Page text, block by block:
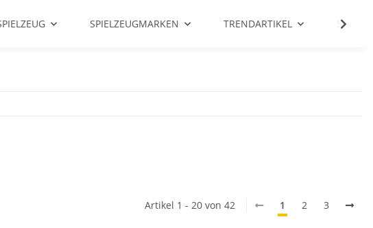
SPIELZEUGMARKEN TRENDARTIKEL SALE %
Artikel 1 - 20 von 42 1 2 3